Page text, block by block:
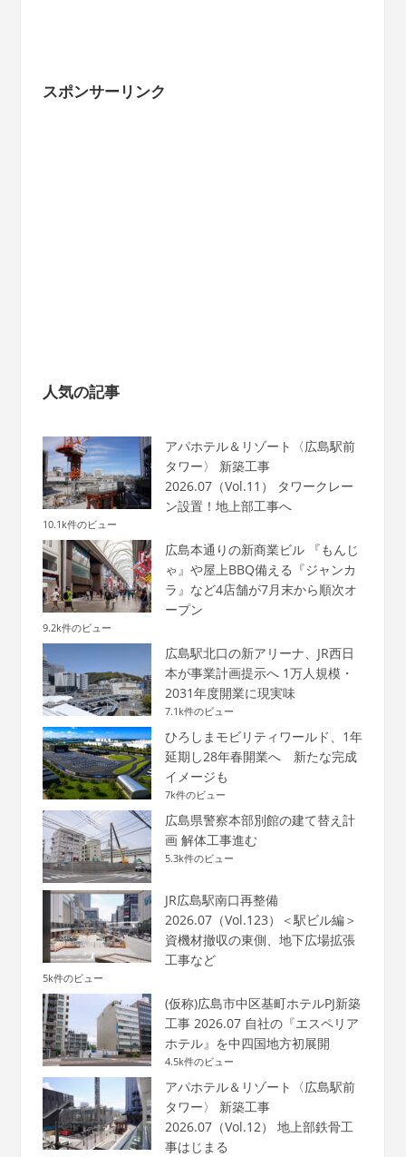
スポンサーリンク
人気の記事
アパホテル＆リゾート〈広島駅前
タワー〉 新築工事
2026.07（Vol.11） タワークレー
ン設置！地上部工事へ
10.1k件のビュー
広島本通りの新商業ビル 『もんじ
ゃ』や屋上BBQ備える『ジャンカ
ラ』など4店舗が7月末から順次オ
ープン
9.2k件のビュー
広島駅北口の新アリーナ、JR西日
本が事業計画提示へ 1万人規模・
2031年度開業に現実味
7.1k件のビュー
ひろしまモビリティワールド、1年
延期し28年春開業へ 新たな完成
イメージも
7k件のビュー
広島県警察本部別館の建て替え計
画 解体工事進む
5.3k件のビュー
JR広島駅南口再整備
2026.07（Vol.123）＜駅ビル編＞
資機材撤収の東側、地下広場拡張
工事など
5k件のビュー
(仮称)広島市中区基町ホテルPJ新築
工事 2026.07 自社の『エスペリア
ホテル』を中四国地方初展開
4.5k件のビュー
アパホテル＆リゾート〈広島駅前
タワー〉 新築工事
2026.07（Vol.12） 地上部鉄骨工
事はじまる